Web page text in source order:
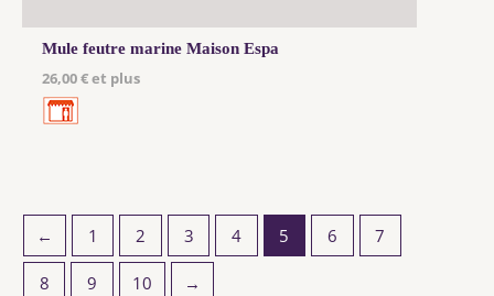
Mule feutre marine Maison Espa
26,00 € et plus
← 1 2 3 4 5 6 7
8 9 10 →